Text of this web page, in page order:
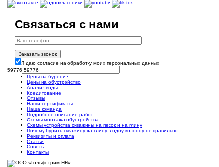
Связаться с нами
Заказать звонок
Я даю согласие на обработку моих персональных данных
59776
Цены на бурение
Цены на обустройство
Анализ воды
Кредитование
Отзывы
Наши сертификаты
Наша команда
Подробное описание работ
Схемы монтажа обустройства
Схемы устройства скважины на песок и на глину
Почему бурить скважину на глину в одну колонну не правильно
Реквизиты и оплата
Статьи
Советы
Контакты